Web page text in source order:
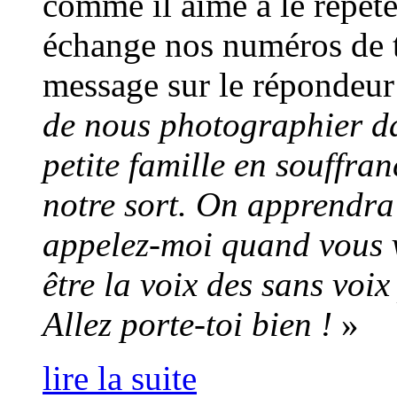
échange nos numéros
message sur le
de nous photographier
petite famille en
notre sort. On
appelez-moi quand
être la voix des sans
Allez porte-toi bien ! »
lire la suite